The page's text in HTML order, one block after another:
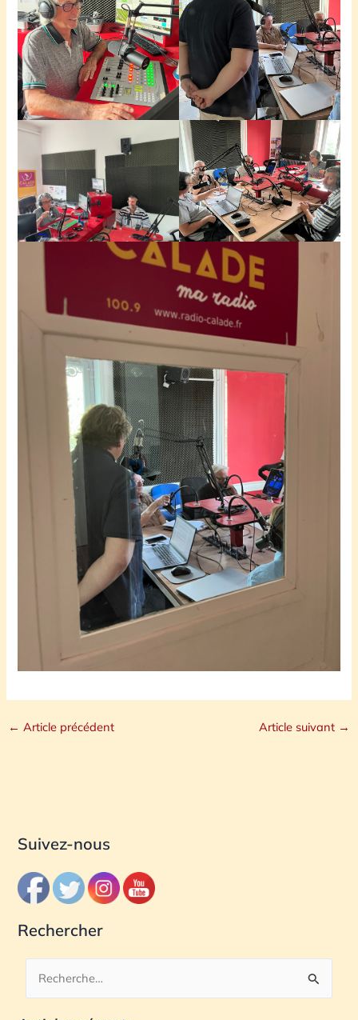
← Article précédent Article suivant →
Suivez-nous
Rechercher